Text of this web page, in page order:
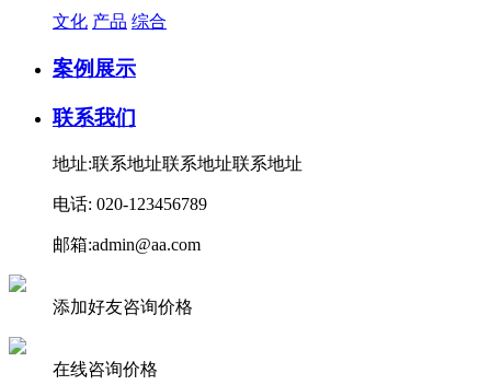
文化 产品 综合
案例展示
联系我们
地址:联系地址联系地址联系地址
电话: 020-123456789
邮箱:admin@aa.com
添加好友咨询价格
在线咨询价格